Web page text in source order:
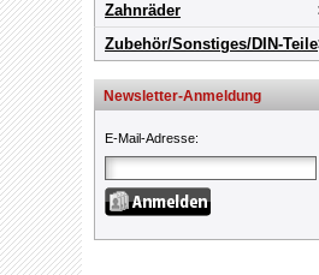
Zahnräder
Zubehör/Sonstiges/DIN-Teile
Newsletter-Anmeldung
E-Mail-Adresse: